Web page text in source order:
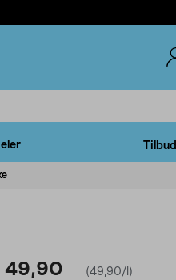
Tilbud
49,90 (49,90/l)